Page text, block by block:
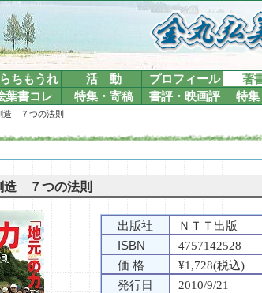
ちもうれ 活 動 プロフィール 著
葉書コレ 特集・寄稿 書評・映画評 特集
造 ７つの法則
造 ７つの法則
出版社
ＮＴＴ出版
ISBN
4757142528
価 格
¥1,728(税込)
発行日
2010/9/21